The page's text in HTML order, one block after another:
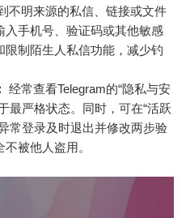
不明来源的私信、链接或文件
入手机号、验证码或其他敏感
制陌生人私信功能，减少钓
经常查看Telegram的“隐私与安
最严格状态。同时，可在“活跃
常登录及时退出并修改两步验
被他人盗用。